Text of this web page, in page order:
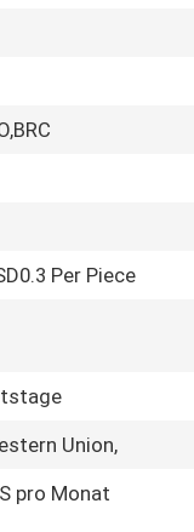
Per Piece
Union,
pro Monat